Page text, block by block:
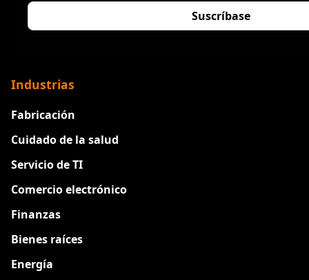
Industrias
Fabricación
Cuidado de la salud
Servicio de TI
Comercio electrónico
Finanzas
Bienes raíces
Energía